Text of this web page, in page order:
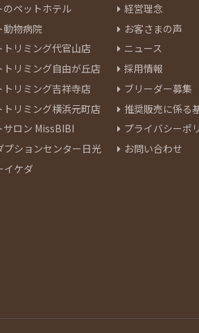
のペットホテル
動物病院
トリミング代官山店
トリミング自由が丘店
トリミング吉祥寺店
トリミング横浜元町店
サロン MissBIBI
プションセンター日光
イケダ
経営理念
お客さまの声
ニュース
採用情報
ブリーダー募集
推奨販売に係る
プライバシーポ
お問い合わせ